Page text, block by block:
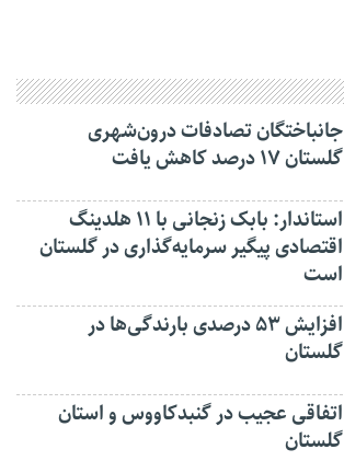
جانباختگان تصادفات درون‌شهری
گلستان ۱۷ درصد کاهش یافت
استاندار: بابک زنجانی با ۱۱ هلدینگ
اقتصادی پیگیر سرمایه‌گذاری در گلستان
است
افزایش ۵۳ درصدی بارندگی‌ها در
گلستان
اتفاقی عجیب در‌ گنبدکاووس و استان
گلستان